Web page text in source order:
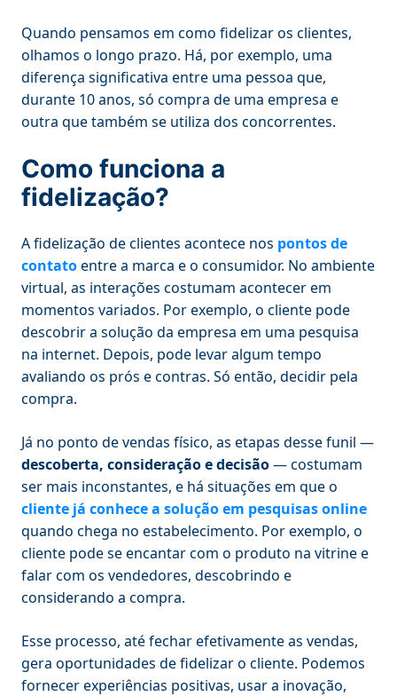
Quando pensamos em como fidelizar os clientes,
olhamos o longo prazo. Há, por exemplo, uma
diferença significativa entre uma pessoa que,
durante 10 anos, só compra de uma empresa e
outra que também se utiliza dos concorrentes.
Como funciona a
fidelização?
A fidelização de clientes acontece nos pontos de
contatoentre a marca e o consumidor. No ambiente
virtual, as interações costumam acontecer em
momentos variados. Por exemplo, o cliente pode
descobrir a solução da empresa em uma pesquisa
na internet. Depois, pode levar algum tempo
avaliando os prós e contras. Só então, decidir pela
compra.
Já no ponto de vendas físico, as etapas desse funil —
descoberta, consideração e decisão— costumam
ser mais inconstantes, e há situações em que o
cliente já conhece a solução em pesquisas online
quando chega no estabelecimento. Por exemplo, o
cliente pode se encantar com o produto na vitrine e
falar com os vendedores, descobrindo e
considerando a compra.
Esse processo, até fechar efetivamente as vendas,
gera oportunidades de fidelizar o cliente. Podemos
fornecer experiências positivas, usar a inovação,